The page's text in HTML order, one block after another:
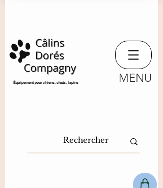
​Équipement pour chiens, chats, lapins MENU